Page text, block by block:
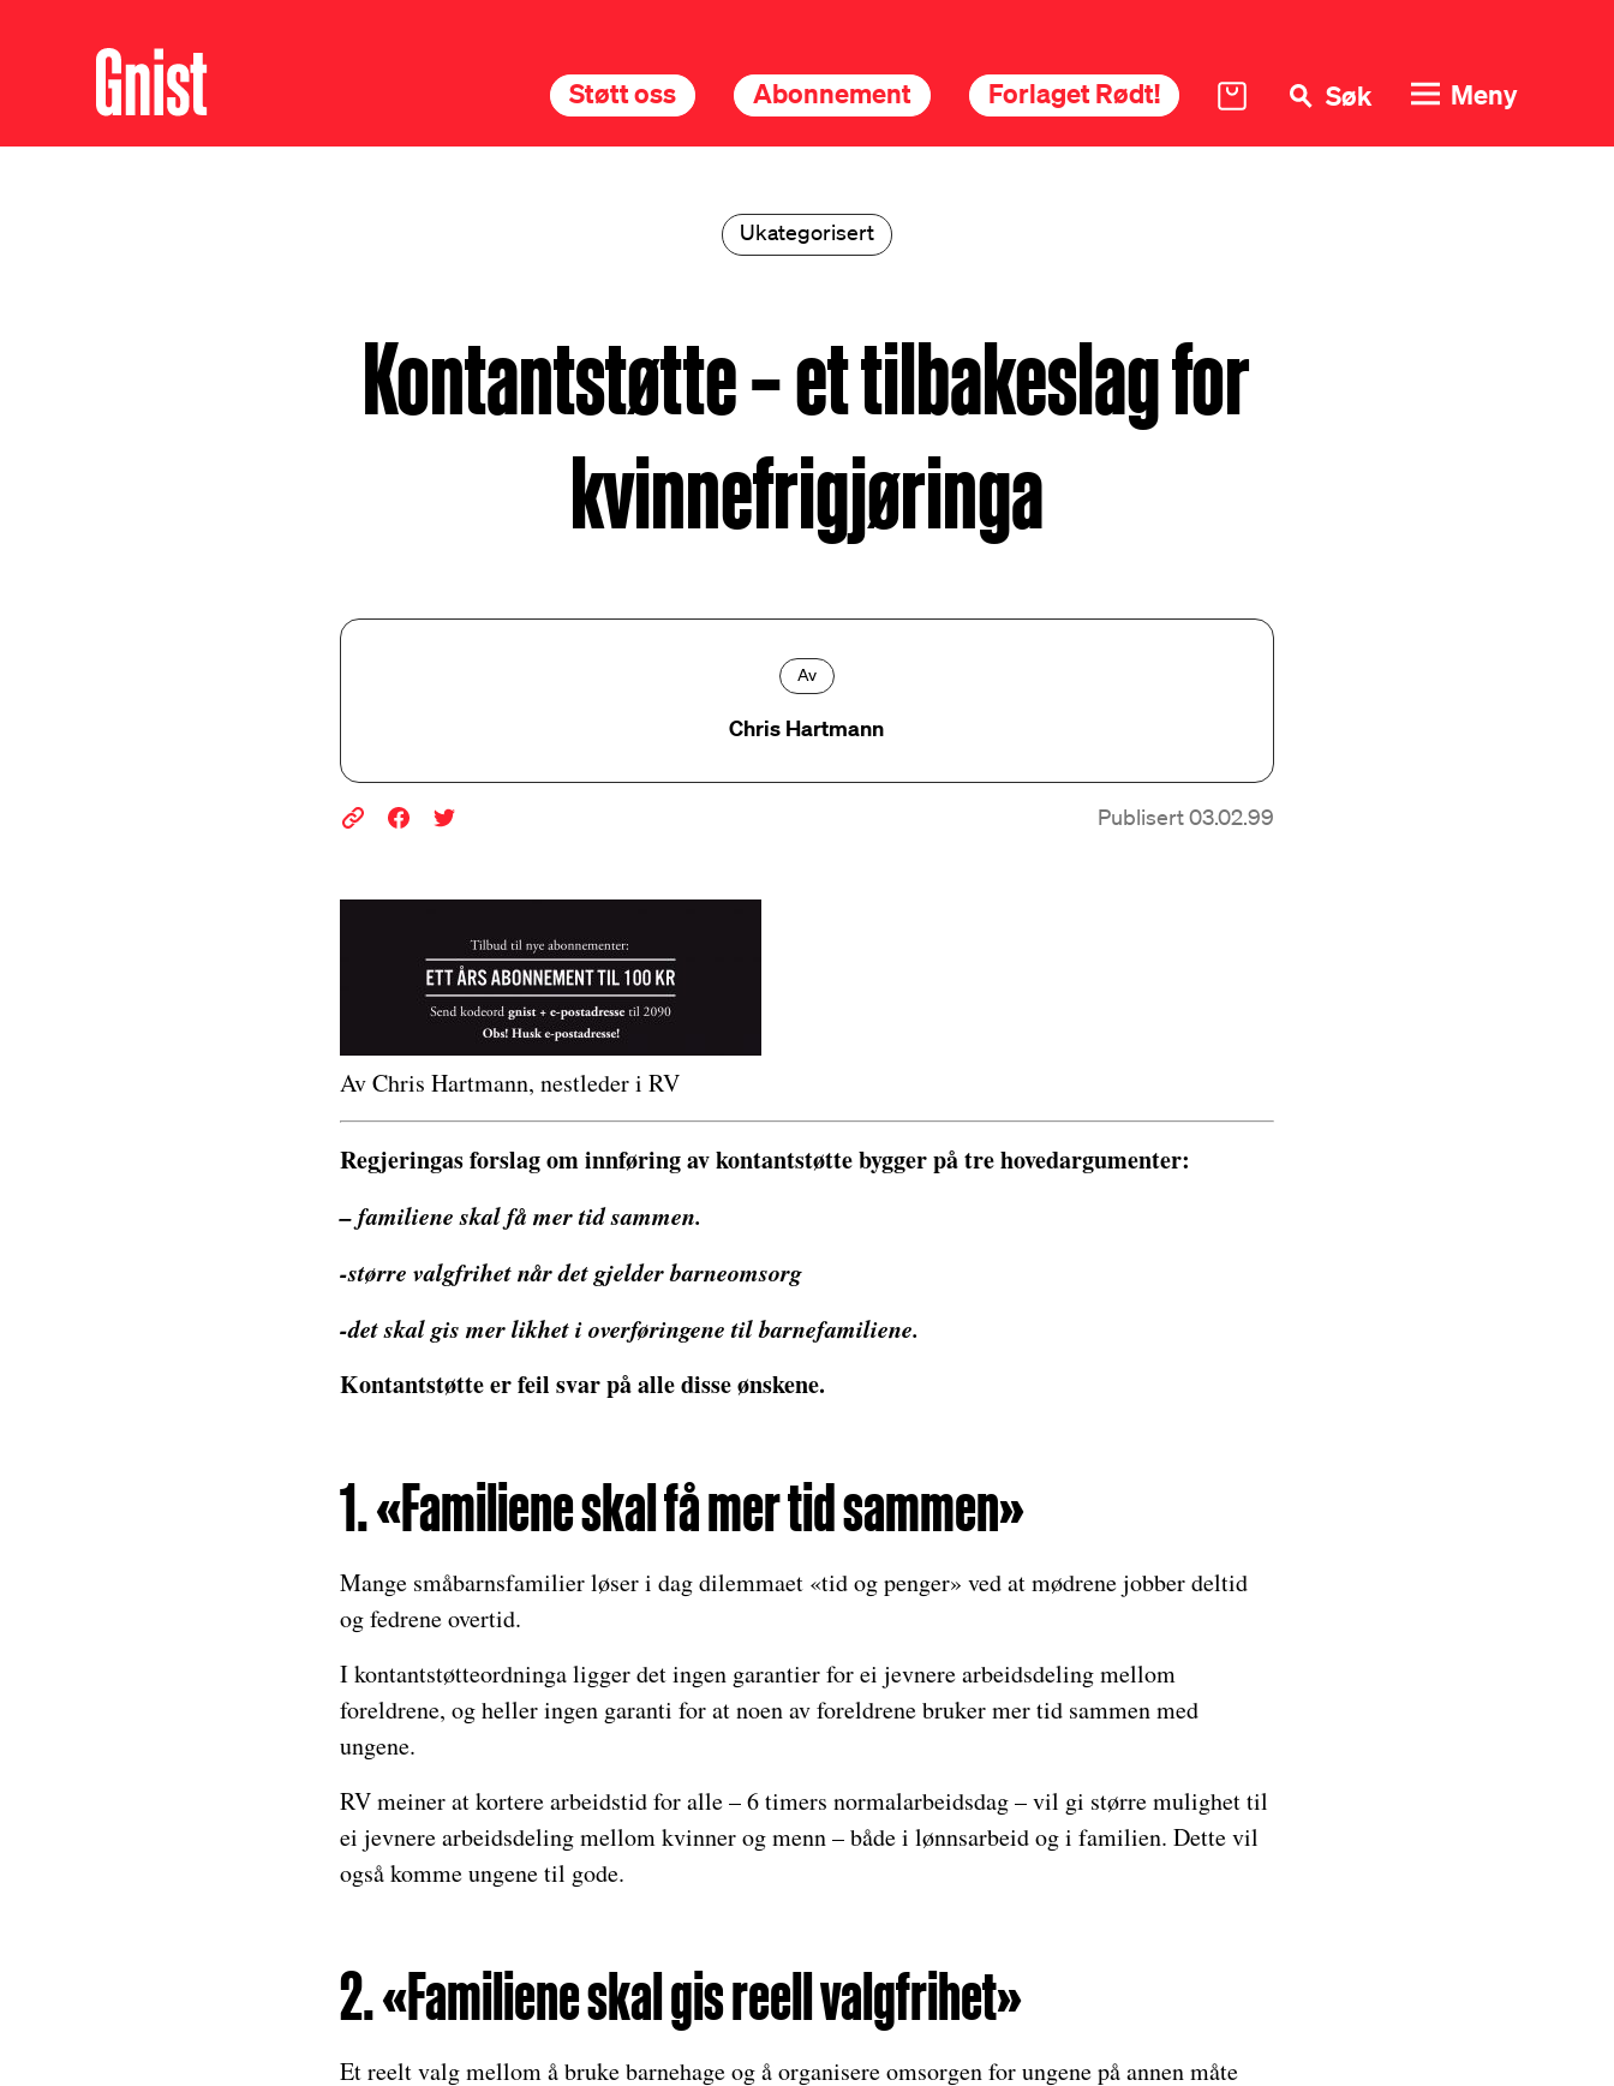
Støtt oss Abonnement Forlaget Rødt! Søk Meny
Ukategorisert
Kontantstøtte – et tilbakeslag for
kvinnefrigjøringa
Av
Chris Hartmann
Publisert 03.02.99
Av Chris Hartmann, nestleder i RV
Regjeringas forslag om innføring av kontantstøtte bygger på tre hovedargumenter:
– familiene skal få mer tid sammen.
-større valgfrihet når det gjelder barneomsorg
-det skal gis mer likhet i overføringene til barnefamiliene.
Kontantstøtte er feil svar på alle disse ønskene.
1. «Familiene skal få mer tid sammen»
Mange småbarnsfamilier løser i dag dilemmaet «tid og penger» ved at mødrene jobber deltid
og fedrene overtid.
I kontantstøtteordninga ligger det ingen garantier for ei jevnere arbeidsdeling mellom
foreldrene, og heller ingen garanti for at noen av foreldrene bruker mer tid sammen med
ungene.
RV meiner at kortere arbeidstid for alle – 6 timers normalarbeidsdag – vil gi større mulighet til
ei jevnere arbeidsdeling mellom kvinner og menn – både i lønnsarbeid og i familien. Dette vil
også komme ungene til gode.
2. «Familiene skal gis reell valgfrihet»
Et reelt valg mellom å bruke barnehage og å organisere omsorgen for ungene på annen måte